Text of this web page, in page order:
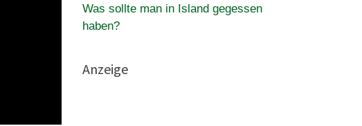
Was sollte man in Island gegessen
haben?
Anzeige